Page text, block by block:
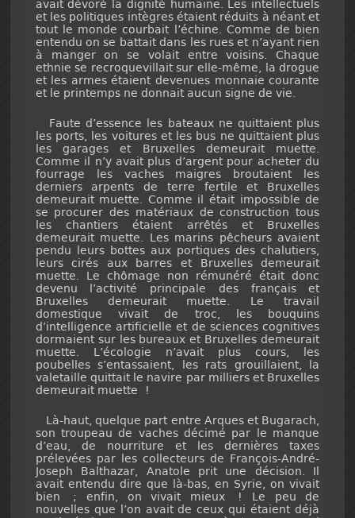
avait dévoré la dignité humaine. Les intellectuels
et les politiques intègres étaient réduits à néant et
tout le monde courbait l’échine. Comme de bien
entendu on se battait dans les rues et n’ayant rien
à manger on se volait entre voisins. Chaque
ethnie se recroquevillait sur elle-même, la drogue
et les armes étaient devenues monnaie courante
et le printemps ne donnait aucun signe de vie.
Faute d’essence les bateaux ne quittaient plus
les ports, les voitures et les bus ne quittaient plus
les garages et Bruxelles demeurait muette.
Comme il n’y avait plus d’argent pour acheter du
fourrage les vaches maigres broutaient les
derniers arpents de terre fertile et Bruxelles
demeurait muette. Comme il était impossible de
se procurer des matériaux de construction tous
les chantiers étaient arrêtés et Bruxelles
demeurait muette. Les marins pêcheurs avaient
pendu leurs bottes aux portiques des chalutiers,
leurs cirés aux barres et Bruxelles demeurait
muette. Le chômage non rémunéré était donc
devenu l’activité principale des français et
Bruxelles demeurait muette. Le travail
domestique vivait de troc, les bouquins
d’intelligence artificielle et de sciences cognitives
dormaient sur les bureaux et Bruxelles demeurait
muette. L’écologie n’avait plus cours, les
poubelles s’entassaient, les rats grouillaient, la
valetaille quittait le navire par milliers et Bruxelles
demeurait muette !
Là-haut, quelque part entre Arques et Bugarach,
son troupeau de vaches décimé par le manque
d’eau, de nourriture et les dernières taxes
prélevées par les collecteurs de François-André-
Joseph Balthazar, Anatole prit une décision. Il
avait entendu dire que là-bas, en Syrie, on vivait
bien ; enfin, on vivait mieux ! Le peu de
nouvelles que l’on avait de ceux qui étaient déjà